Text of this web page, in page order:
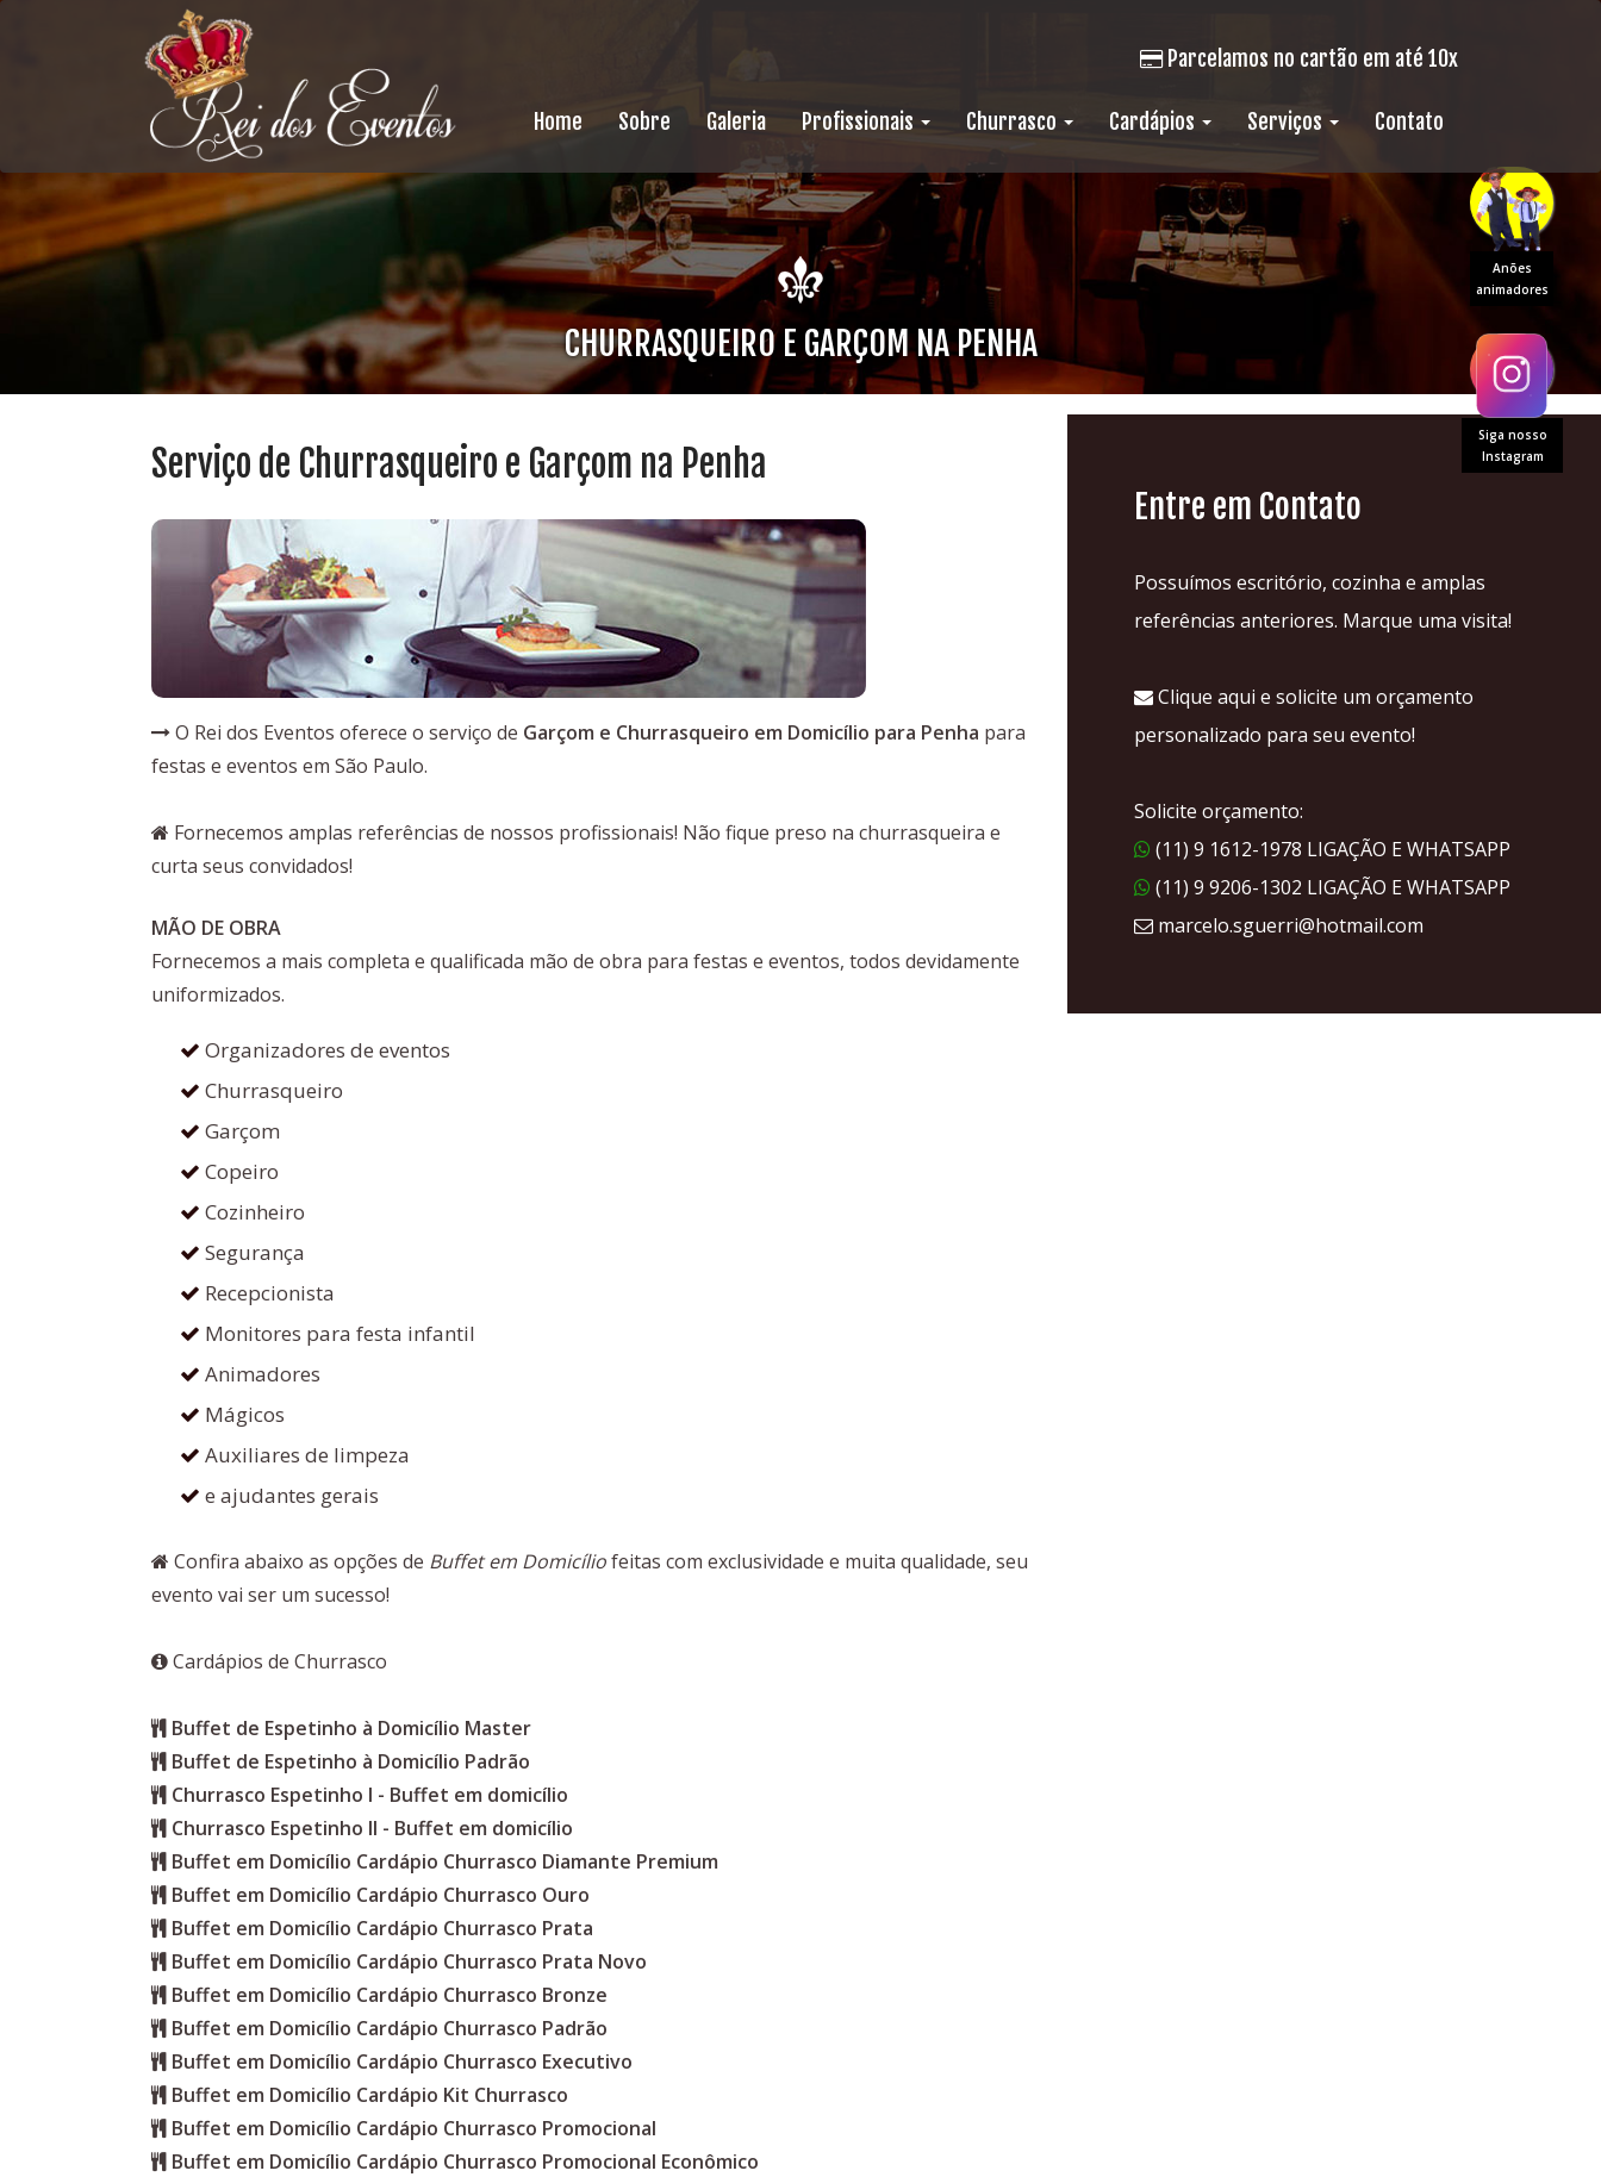
Anões
animadores
Siga nosso
Instagram
Home Sobre Galeria Profissionais Churrasco Cardápios Serviços Contato
Parcelamos no cartão em até 10x
CHURRASQUEIRO E GARÇOM NA PENHA
Serviço de Churrasqueiro e Garçom na Penha
O Rei dos Eventos oferece o serviço de Garçom e Churrasqueiro em Domicílio para Penha para
festas e eventos em São Paulo.
Fornecemos amplas referências de nossos profissionais! Não fique preso na churrasqueira e
curta seus convidados!
MÃO DE OBRA
Fornecemos a mais completa e qualificada mão de obra para festas e eventos, todos devidamente
uniformizados.
Organizadores de eventos
Churrasqueiro
Garçom
Copeiro
Cozinheiro
Segurança
Recepcionista
Monitores para festa infantil
Animadores
Mágicos
Auxiliares de limpeza
e ajudantes gerais
Confira abaixo as opções de Buffet em Domicíliofeitas com exclusividade e muita qualidade, seu
evento vai ser um sucesso!
Cardápios de Churrasco
Buffet de Espetinho à Domicílio Master
Buffet de Espetinho à Domicílio Padrão
Churrasco Espetinho I - Buffet em domicílio
Churrasco Espetinho II - Buffet em domicílio
Buffet em Domicílio Cardápio Churrasco Diamante Premium
Buffet em Domicílio Cardápio Churrasco Ouro
Buffet em Domicílio Cardápio Churrasco Prata
Buffet em Domicílio Cardápio Churrasco Prata Novo
Buffet em Domicílio Cardápio Churrasco Bronze
Buffet em Domicílio Cardápio Churrasco Padrão
Buffet em Domicílio Cardápio Churrasco Executivo
Buffet em Domicílio Cardápio Kit Churrasco
Buffet em Domicílio Cardápio Churrasco Promocional
Buffet em Domicílio Cardápio Churrasco Promocional Econômico
Entre em Contato
Possuímos escritório, cozinha e amplas
referências anteriores. Marque uma visita!
Clique aqui e solicite um orçamento
personalizado para seu evento!
Solicite orçamento:
(11) 9 1612-1978 LIGAÇÃO E WHATSAPP
(11) 9 9206-1302 LIGAÇÃO E WHATSAPP
marcelo.sguerri@hotmail.com